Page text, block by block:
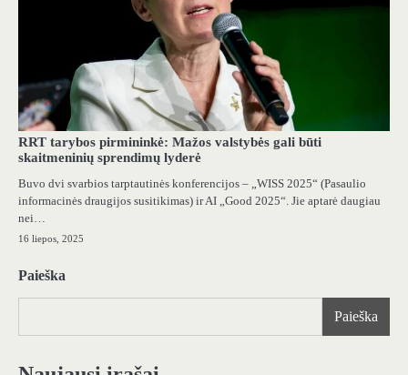
RRT tarybos pirmininkė: Mažos valstybės gali būti
skaitmeninių sprendimų lyderė
Buvo dvi svarbios tarptautinės konferencijos – „WISS 2025“ (Pasaulio
informacinės draugijos susitikimas) ir AI „Good 2025“. Jie aptarė daugiau
nei…
16 liepos, 2025
Paieška
Paieška